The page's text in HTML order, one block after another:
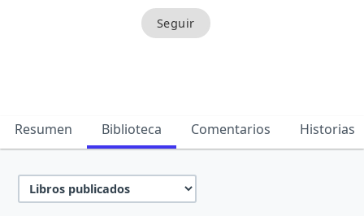
Resumen Biblioteca Comentarios Historias